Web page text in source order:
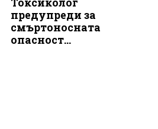
предупреди за
смъртоносната
опасност...